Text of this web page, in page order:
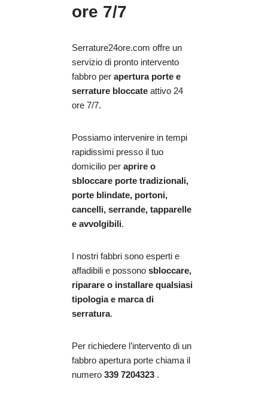
ore 7/7
Serrature24ore.com offre un
servizio di pronto intervento
fabbro per apertura porte e
serrature bloccate attivo 24
ore 7/7.
Possiamo intervenire in tempi
rapidissimi presso il tuo
domicilio per aprire o
sbloccare porte tradizionali,
porte blindate, portoni,
cancelli, serrande, tapparelle
e avvolgibili.
I nostri fabbri sono esperti e
affadibili e possono sbloccare,
riparare o installare qualsiasi
tipologia e marca di
serratura.
Per richiedere l’intervento di un
fabbro apertura porte chiama il
numero 339 7204323 .